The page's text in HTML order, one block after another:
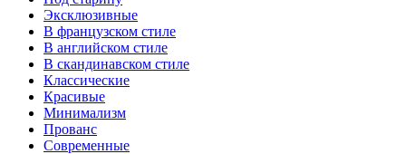
Эксклюзивные
В французском стиле
В английском стиле
В скандинавском стиле
Классические
Красивые
Минимализм
Прованс
Современные